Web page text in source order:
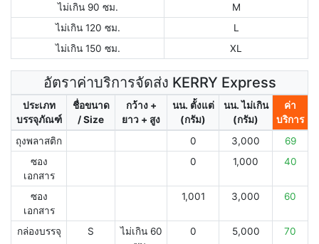
ไม่เกิน 90 ซม.
M
ไม่เกิน 120 ซม.
L
ไม่เกิน 150 ซม.
XL
อัตราค่าบริการจัดส่ง KERRY Express
ประเภท
บรรจุภัณฑ์
ชื่อขนาด
/ Size
กว้าง +
ยาว + สูง
นน. ตั้งแต่
(กรัม)
นน. ไม่เกิน
(กรัม)
ค่า
บริการ
ถุงพลาสติก
0 3,000
69
ซอง
เอกสาร
0 1,000 40
ซอง
เอกสาร
1,001 3,000 60
กล่องบรรจุ S
ไม่เกิน 60
0 5,000 70